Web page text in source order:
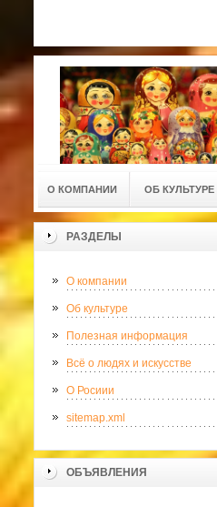
О КОМПАНИИ ОБ КУЛЬТУРЕ
РАЗДЕЛЫ
О компании
Об культуре
Полезная информация
Всё о людях и искусстве
О Росиии
sitemap.xml
ОБЪЯВЛЕНИЯ